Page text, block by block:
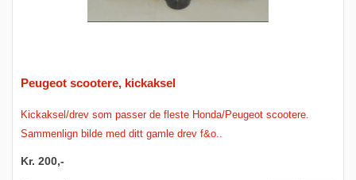
Peugeot scootere, kickaksel
Kickaksel/drev som passer de fleste Honda/Peugeot scootere.
Sammenlign bilde med ditt gamle drev f&o..
Kr. 200,-